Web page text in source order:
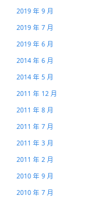
2019 年 9 月
2019 年 7 月
2019 年 6 月
2014 年 6 月
2014 年 5 月
2011 年 12 月
2011 年 8 月
2011 年 7 月
2011 年 3 月
2011 年 2 月
2010 年 9 月
2010 年 7 月